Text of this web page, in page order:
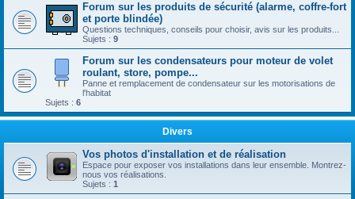
Forum sur les produits de sécurité (alarme, coffre-fort
et porte blindée)
Questions techniques, conseils pour choisir, avis sur les produits...
Sujets : 9
Forum sur les condensateurs pour moteur de volet
roulant, store, pompe...
Panne et remplacement de condensateur sur les motorisations de
l'habitat
Sujets : 6
Divers
Vos photos d'installation et de réalisation
Espace pour exposer vos installations dans leur ensemble. Montrez-
nous vos réalisations.
Sujets : 1